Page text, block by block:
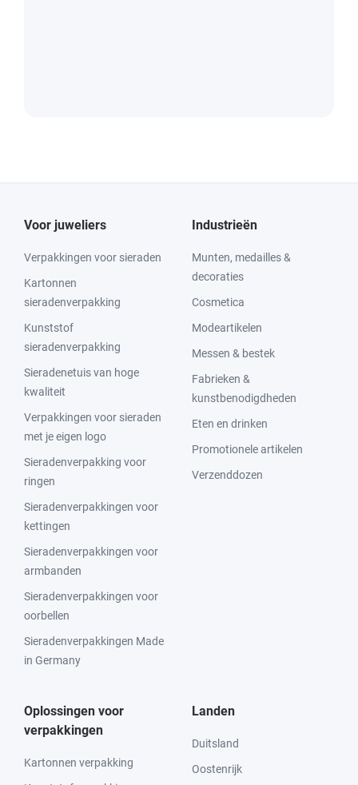
Voor juweliers
Verpakkingen voor sieraden
Kartonnen
sieradenverpakking
Kunststof
sieradenverpakking
Sieradenetuis van hoge
kwaliteit
Verpakkingen voor sieraden
met je eigen logo
Sieradenverpakking voor
ringen
Sieradenverpakkingen voor
kettingen
Sieradenverpakkingen voor
armbanden
Sieradenverpakkingen voor
oorbellen
Sieradenverpakkingen Made
in Germany
Industrieën
Munten, medailles &
decoraties
Cosmetica
Modeartikelen
Messen & bestek
Fabrieken &
kunstbenodigdheden
Eten en drinken
Promotionele artikelen
Verzenddozen
Oplossingen voor
verpakkingen
Kartonnen verpakking
Landen
Duitsland
Oostenrijk